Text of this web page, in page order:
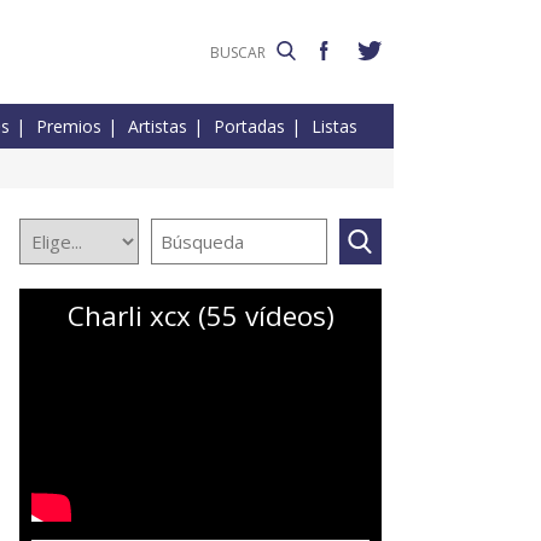
Premios Artistas Portadas Listas
Charli xcx (55 vídeos)